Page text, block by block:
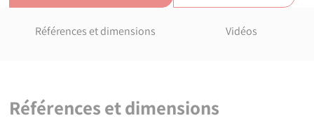
Références et dimensions Vidéos
Références et dimensions